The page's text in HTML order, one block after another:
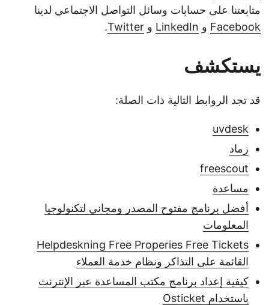
متابعتنا على حسابات وسائل التواصل الاجتماعي لدينا
Facebook و LinkedIn و Twitter
.
يستكشف
قد تجد الروابط التالية ذات الصلة:
uvdesk
زماد
freescout
مساعدة
أفضل برنامج مفتوح المصدر ومجاني لتكنولوجيا
المعلومات
Helpdeskning Free Properies Free Tickets
القائمة على التذاكر ونظام خدمة العملاء
كيفية إعداد برنامج مكتب المساعدة عبر الإنترنت
باستخدام Osticket